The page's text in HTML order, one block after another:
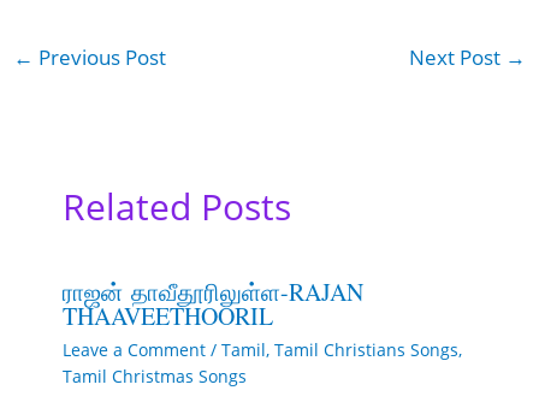
← Previous Post Next Post →
Related Posts
ராஜன் தாவீதூரிலுள்ள-RAJAN
THAAVEETHOORIL
Leave a Comment / Tamil, Tamil Christians Songs,
Tamil Christmas Songs